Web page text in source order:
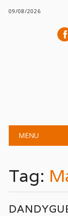
09/08/2026
Main
MENU
Tag: